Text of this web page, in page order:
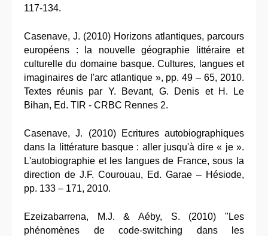
117-134.
Casenave, J. (2010) Horizons atlantiques, parcours
européens : la nouvelle géographie littéraire et
culturelle du domaine basque. Cultures, langues et
imaginaires de l'arc atlantique », pp. 49 – 65, 2010.
Textes réunis par Y. Bevant, G. Denis et H. Le
Bihan, Ed. TIR - CRBC Rennes 2.
Casenave, J. (2010) Ecritures autobiographiques
dans la littérature basque : aller jusqu'à dire « je ».
L'autobiographie et les langues de France, sous la
direction de J.F. Courouau, Ed. Garae – Hésiode,
pp. 133 – 171, 2010.
Ezeizabarrena, M.J. & Aéby, S. (2010) "Les
phénomènes de code-switching dans les